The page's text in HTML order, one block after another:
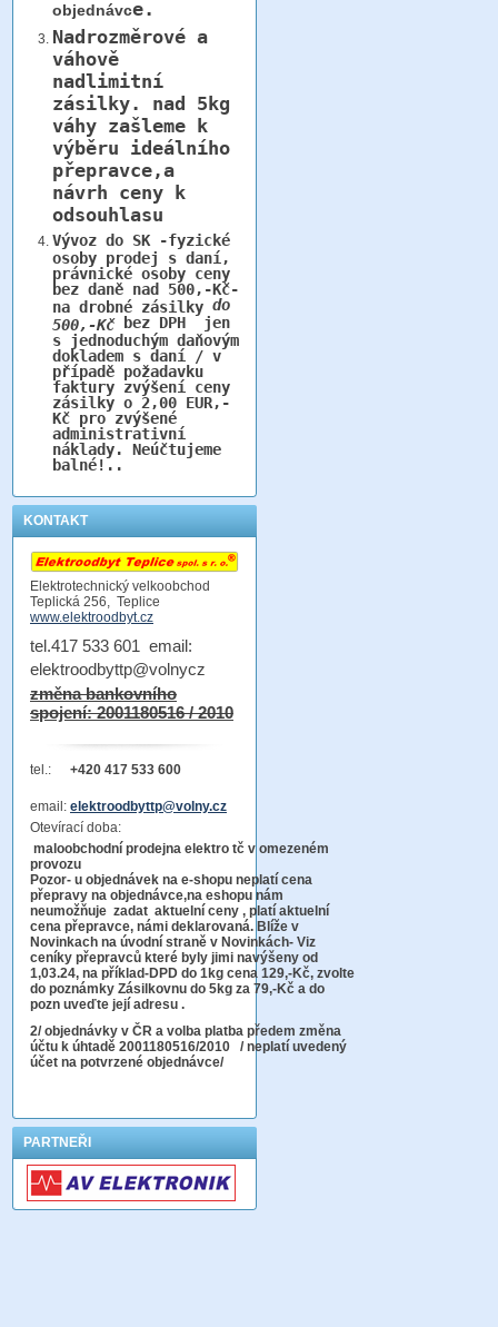
objednávce.
Nadrozměrové a
váhově
nadlimitní
zásilky. nad 5kg
váhy zašleme k
výběru ideálního
přepravce,a
návrh ceny k
odsouhlasu
Vývoz do SK -fyzické
osoby prodej s daní,
právnické osoby ceny
bez daně nad 500,-Kč-
na drobné zásilky do
500,-Kčbez DPH jen
s jednoduchým daňovým
dokladem s daní / v
případě požadavku
faktury zvýšení ceny
zásilky o 2,00 EUR,-
Kč pro zvýšené
administrativní
náklady. Neúčtujeme
balné!..
KONTAKT
Elektrotechnický velkoobchod
Teplická 256, Teplice
www.elektroodbyt.cz
tel.417 533 601 email:
elektroodbyttp@volnycz
změna bankovního
spojení: 2001180516 / 2010
tel.: +420 417 533 600
email: elektroodbyttp@volny.cz
Otevírací doba:
maloobchodní prodejna elektro tč v omezeném
provozu
Pozor- u objednávek na e-shopu neplatí cena
přepravy na objednávce,na eshopu nám
neumožňuje zadat aktuelní ceny , platí aktuelní
cena přepravce, námi deklarovaná. Blíže v
Novinkach na úvodní straně v Novinkách- Viz
ceníky přepravců které byly jimi navýšeny od
1,03.24, na příklad-DPD do 1kg cena 129,-Kč, zvolte
do poznámky Zásilkovnu do 5kg za 79,-Kč a do
pozn uveďte její adresu .
2/ objednávky v ČR a volba platba předem změna
účtu k úhtadě 2001180516/2010 / neplatí uvedený
účet na potvrzené objednávce/
PARTNEŘI